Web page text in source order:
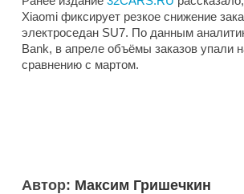
Xiaomi фиксирует резкое снижение
электроседан SU7. По данным
Bank, в апреле объёмы заказов упали
сравнению с мартом.
Автор: Максим Гришечкин